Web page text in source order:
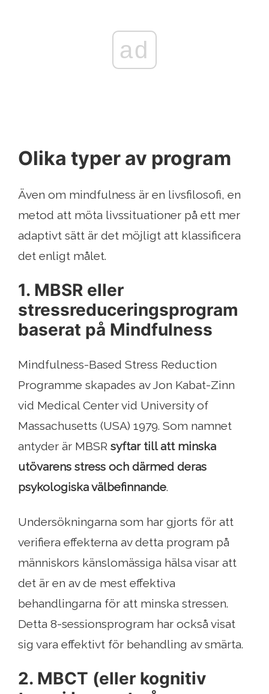
ad
Olika typer av program
Även om mindfulness är en livsfilosofi, en
metod att möta livssituationer på ett mer
adaptivt sätt är det möjligt att klassificera
det enligt målet.
1. MBSR eller
stressreduceringsprogram
baserat på Mindfulness
Mindfulness-Based Stress Reduction
Programme skapades av Jon Kabat-Zinn
vid Medical Center vid University of
Massachusetts (USA) 1979. Som namnet
antyder är MBSR syftar till att minska
utövarens stress och därmed deras
psykologiska välbefinnande.
Undersökningarna som har gjorts för att
verifiera effekterna av detta program på
människors känslomässiga hälsa visar att
det är en av de mest effektiva
behandlingarna för att minska stressen.
Detta 8-sessionsprogram har också visat
sig vara effektivt för behandling av smärta.
2. MBCT (eller kognitiv